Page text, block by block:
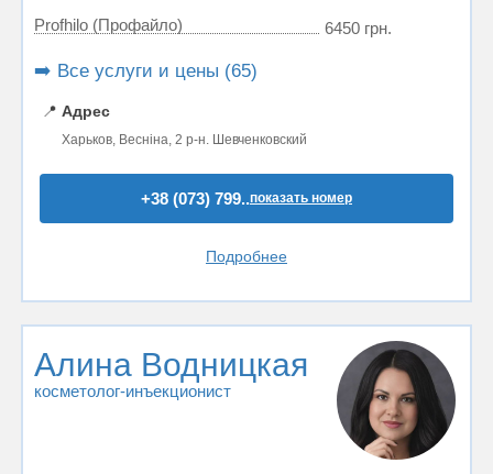
Profhilo (Профайло) 6450 грн.
➡️ Все услуги и цены (65)
📍 Адрес
Харьков, Весніна, 2 р-н. Шевченковский
+38 (073) 799..показать номер
Подробнее
Алина Водницкая
косметолог-инъекционист